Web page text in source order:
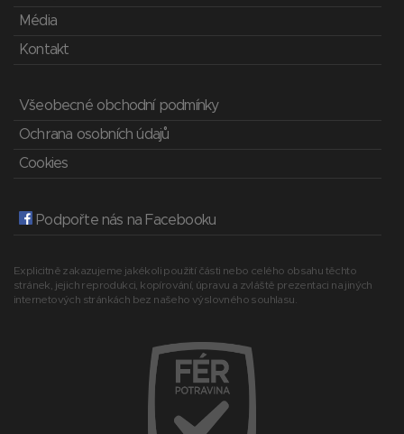
Média
Kontakt
Všeobecné obchodní podmínky
Ochrana osobních údajů
Cookies
Podpořte nás na Facebooku
Explicitně zakazujeme jakékoli použití části nebo celého obsahu těchto
stránek, jejich reprodukci, kopírování, úpravu a zvláště prezentaci na jiných
internetových stránkách bez našeho výslovného souhlasu.